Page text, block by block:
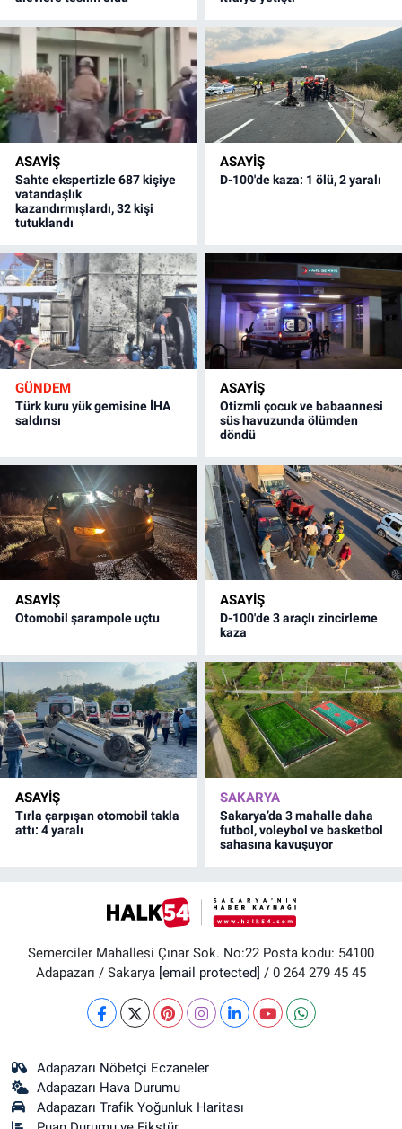
ASAYİŞ
Sahte ekspertizle 687 kişiye
vatandaşlık
kazandırmışlardı, 32 kişi
tutuklandı
ASAYİŞ
D-100'de kaza: 1 ölü, 2 yaralı
GÜNDEM
Türk kuru yük gemisine İHA
saldırısı
ASAYİŞ
Otizmli çocuk ve babaannesi
süs havuzunda ölümden
döndü
ASAYİŞ
Otomobil şarampole uçtu
ASAYİŞ
D-100'de 3 araçlı zincirleme
kaza
ASAYİŞ
Tırla çarpışan otomobil takla
attı: 4 yaralı
SAKARYA
Sakarya’da 3 mahalle daha
futbol, voleybol ve basketbol
sahasına kavuşuyor
Semerciler Mahallesi Çınar Sok. No:22 Posta kodu: 54100
Adapazarı / Sakarya [email protected] / 0 264 279 45 45
Adapazarı Nöbetçi Eczaneler
Adapazarı Hava Durumu
Adapazarı Trafik Yoğunluk Haritası